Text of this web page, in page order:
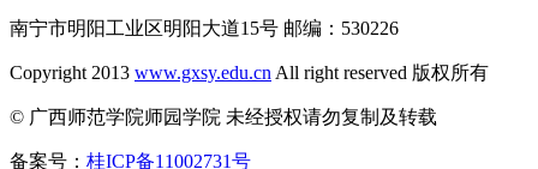
南宁市明阳工业区明阳大道15号 邮编：530226
Copyright 2013 www.gxsy.edu.cn All right reserved 版权所有
© 广西师范学院师园学院 未经授权请勿复制及转载
备案号： 桂ICP备11002731号